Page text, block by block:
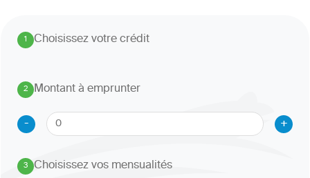
1. Choisissez votre crédit
2
.
Montant à emprunter
-
+
3
. Choisissez vos mensualités